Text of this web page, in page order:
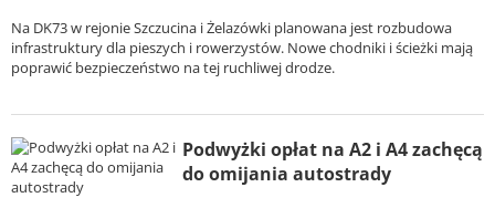
Na DK73 w rejonie Szczucina i Żelazówki planowana jest rozbudowa
infrastruktury dla pieszych i rowerzystów. Nowe chodniki i ścieżki mają
poprawić bezpieczeństwo na tej ruchliwej drodze.
Podwyżki opłat na A2 i A4 zachęcą
do omijania autostrady